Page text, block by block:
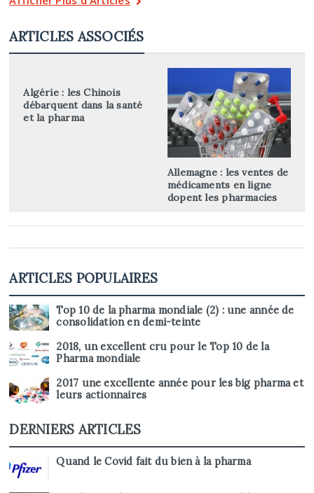
ARTICLES ASSOCIÉS
Algérie : les Chinois
débarquent dans la santé
et la pharma
Allemagne : les ventes de
médicaments en ligne
dopent les pharmacies
ARTICLES POPULAIRES
Top 10 de la pharma mondiale (2) : une année de
consolidation en demi-teinte
2018, un excellent cru pour le Top 10 de la
Pharma mondiale
2017 une excellente année pour les big pharma et
leurs actionnaires
DERNIERS ARTICLES
Quand le Covid fait du bien à la pharma